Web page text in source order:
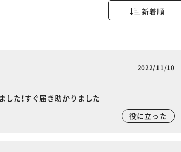
新着順
2022/11/10
した!すぐ届き助かりました
役に立った